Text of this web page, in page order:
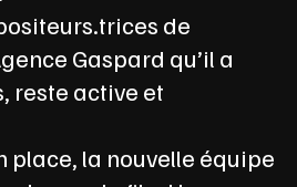
de
Gaspard qu’il a
reste active et
place, la nouvelle équipe